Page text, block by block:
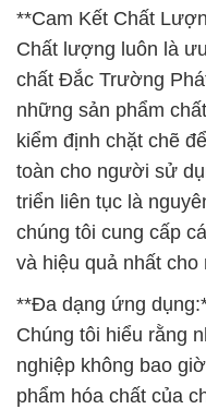
**Cam Kết Chất
Chất lượng luôn là
chất Đắc Trường
những sản phẩm
kiểm định chặt chẽ
toàn cho người sử
triển liên tục là
chúng tôi cung cấp
và hiệu quả nhất cho
**Đa dạng ứng
Chúng tôi hiểu rằng
nghiệp không bao
phẩm hóa chất của